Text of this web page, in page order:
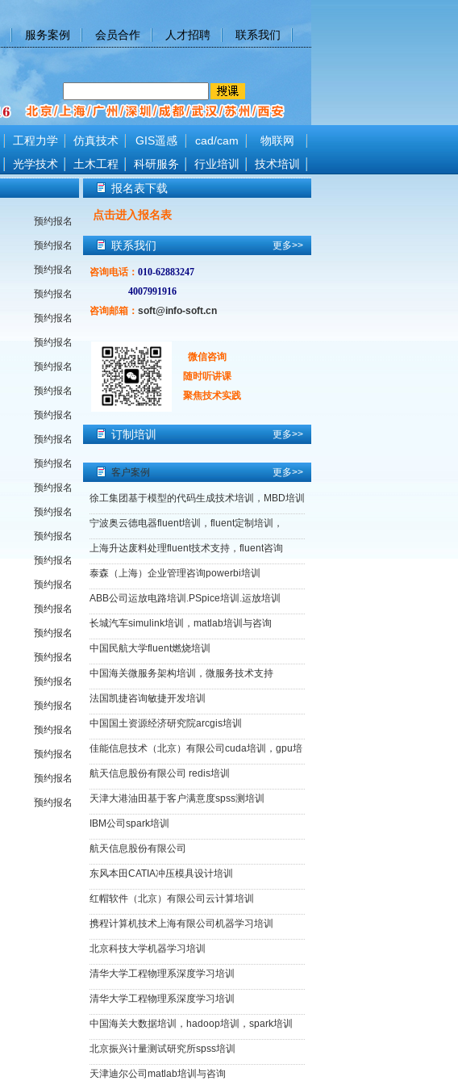
服务案例 会员合作 人才招聘 联系我们
工程力学 仿真技术 GIS遥感 cad/cam
物联网
光学技术 土木工程 科研服务 行业培训
技术培训
预约报名
预约报名
预约报名
预约报名
预约报名
预约报名
预约报名
预约报名
预约报名
预约报名
预约报名
预约报名
预约报名
预约报名
预约报名
预约报名
预约报名
预约报名
预约报名
预约报名
预约报名
预约报名
预约报名
预约报名
预约报名
报名表下载
点击进入报名表
联系我们 更多>>
咨询电话： 010-62883247
4007991916
咨询邮箱： soft@info-soft.cn
微信咨询
随时听讲课
聚焦技术实践
订制培训 更多>>
客户案例 更多>>
徐工集团基于模型的代码生成技术培训，MBD培训
宁波奥云德电器fluent培训，fluent定制培训，
上海升达废料处理fluent技术支持，fluent咨询
泰森（上海）企业管理咨询powerbi培训
ABB公司运放电路培训.PSpice培训.运放培训
长城汽车simulink培训，matlab培训与咨询
中国民航大学fluent燃烧培训
中国海关微服务架构培训，微服务技术支持
法国凯捷咨询敏捷开发培训
中国国土资源经济研究院arcgis培训
佳能信息技术（北京）有限公司cuda培训，gpu培
航天信息股份有限公司 redis培训
天津大港油田基于客户满意度spss测培训
IBM公司spark培训
航天信息股份有限公司
东风本田CATIA冲压模具设计培训
红帽软件（北京）有限公司云计算培训
携程计算机技术上海有限公司机器学习培训
北京科技大学机器学习培训
清华大学工程物理系深度学习培训
清华大学工程物理系深度学习培训
中国海关大数据培训，hadoop培训，spark培训
北京振兴计量测试研究所spss培训
天津迪尔公司matlab培训与咨询